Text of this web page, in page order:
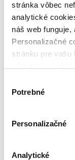
stránka vôbec
analytické
náš web
Personalizačné
stránku pre vašu
nám pomohlo,
súhlasu
Potrebné
Personalizačné
Analytické
Nové / čítané
nová (0
čítaná (0
čítaná -
čítaná -
opotrebovaná
čítané
Zúžiť výber
Zoradiť